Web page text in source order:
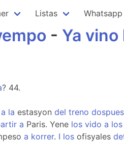
Listas Whatsapp
- Ya vino
? 44.
a la estasyon del treno dospues
a Paris. Yene los vido a los
a korrer. I los ofisyales